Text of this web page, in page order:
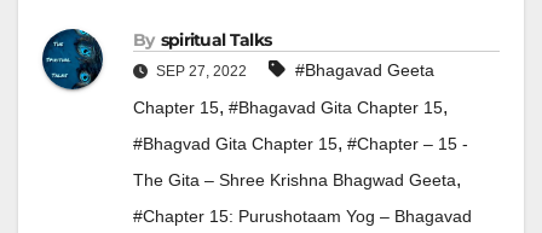
By Spiritual Talks
SEP 27, 2022
#Bhagavad Geeta
Chapter 15, #Bhagavad Gita Chapter 15,
#Bhagvad Gita Chapter 15, #Chapter – 15 -
The Gita – Shree Krishna Bhagwad Geeta,
#Chapter 15: Purushotaam Yog – Bhagavad